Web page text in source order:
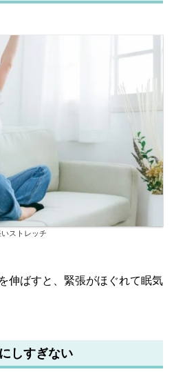
いストレッチ
伸ばすと、緊張がほぐれて眠気
しすぎない